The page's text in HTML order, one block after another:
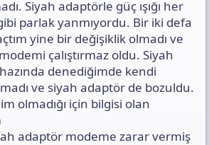
Siyah adaptörle güç ışığı her
parlak yanmıyordu. Bir iki defa
yine bir değişiklik olmadı ve
çalıştırmaz oldu. Siyah
denediğimde kendi
ve siyah adaptör de bozuldu.
olmadığı için bilgisi olan
adaptör modeme zarar vermiş